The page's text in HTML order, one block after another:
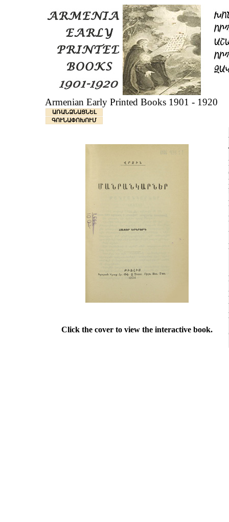
Armenian Early Printed Books 1901 - 1920
ԱՌԱՆՁՆԱՑՆԵԼ
ԳՈՒՆԱՓՈԽՈՒՄ
Click the cover to view the interactive book.